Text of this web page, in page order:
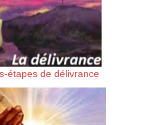
étapes de délivrance